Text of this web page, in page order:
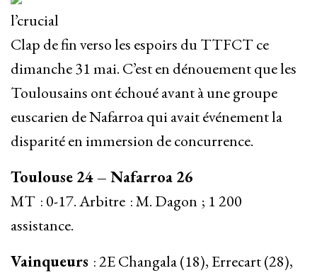
l’crucial
Clap de fin verso les espoirs du TTFCT ce
dimanche 31 mai. C’est en dénouement que les
Toulousains ont échoué avant à une groupe
euscarien de Nafarroa qui avait événement la
disparité en immersion de concurrence.
Toulouse 24 – Nafarroa 26
MT : 0-17. Arbitre : M. Dagon ; 1 200
assistance.
Vainqueurs : 2E Changala (18), Errecart (28),